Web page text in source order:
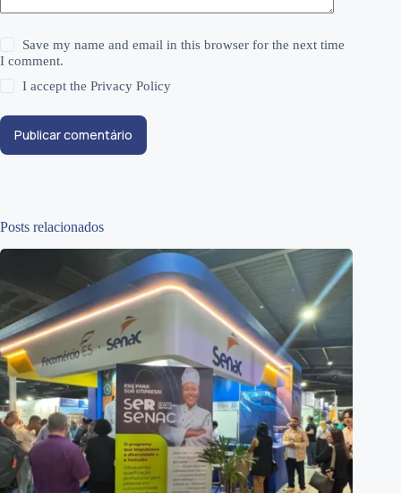
Save my name and email in this browser for the next time
I comment.
I accept thePrivacy Policy
Publicar comentário
Posts relacionados